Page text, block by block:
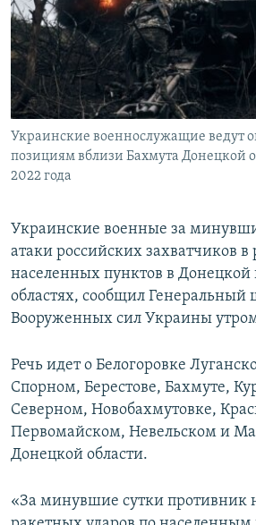
ПОБЕДИТЕЛЕЙ НЕ СУДЯТ?
КРЫМ.НЕПОКОРЕННЫЙ
ELIFBE
УКРАИНСКАЯ ПРОБЛЕМА КРЫМА
ПРИСОЕДИНЯЙТЕСЬ!
Все сайты RFE/RL
Украинские военнослужащие ведут
позициям вблизи Бахмута Донецкой
2022 года
Украинские военные за
атаки российских захватчиков в
населенных пунктов в Донецкой
областях, сообщил Генеральный
Вооруженных сил Украины
Речь идет о Белогоровке
Спорном, Берестове, Бахмуте,
Северном, Новобахмутовке,
Первомайском, Невельском и
Донецкой области.
«За минувшие сутки противник